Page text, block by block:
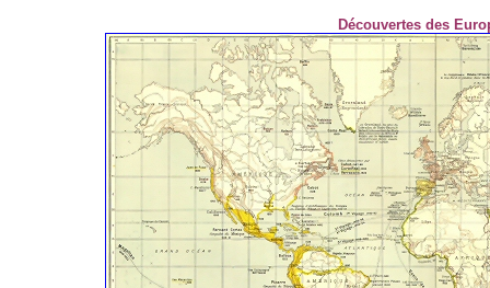
Découvertes des